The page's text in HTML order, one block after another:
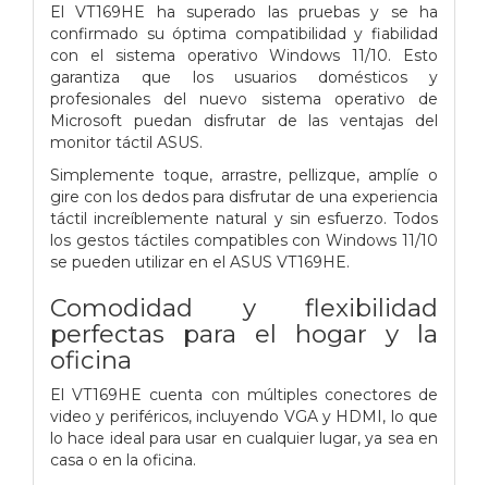
El VT169HE ha superado las pruebas y se ha
confirmado su óptima compatibilidad y fiabilidad
con el sistema operativo Windows 11/10. Esto
garantiza que los usuarios domésticos y
profesionales del nuevo sistema operativo de
Microsoft puedan disfrutar de las ventajas del
monitor táctil ASUS.
Simplemente toque, arrastre, pellizque, amplíe o
gire con los dedos para disfrutar de una experiencia
táctil increíblemente natural y sin esfuerzo. Todos
los gestos táctiles compatibles con Windows 11/10
se pueden utilizar en el ASUS VT169HE.
Comodidad y flexibilidad
perfectas para el hogar y la
oficina
El VT169HE cuenta con múltiples conectores de
video y periféricos, incluyendo VGA y HDMI, lo que
lo hace ideal para usar en cualquier lugar, ya sea en
casa o en la oficina.